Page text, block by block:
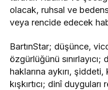
olacak, ruhsal ve
veya rencide edecek
BartınStar; düşünce,
özgürlüğünü
haklarına aykırı, şiddeti,
kışkırtıcı; dinî